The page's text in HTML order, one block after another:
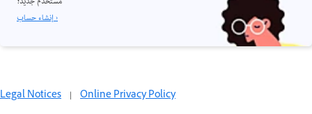
إنشاء حساب ›
Legal Notices | Online Privacy Policy